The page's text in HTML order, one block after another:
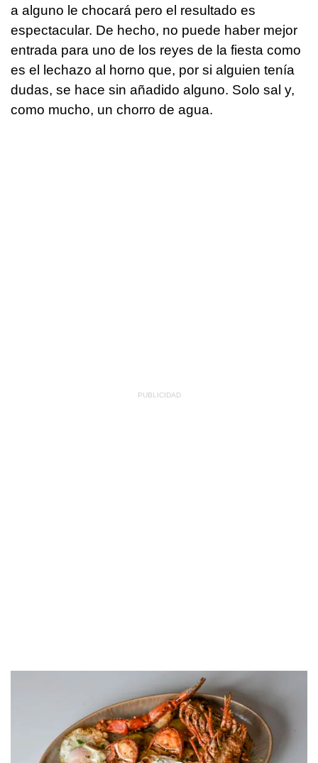
a alguno le chocará pero el resultado es
espectacular. De hecho, no puede haber mejor
entrada para uno de los reyes de la fiesta como
es el lechazo al horno que, por si alguien tenía
dudas, se hace sin añadido alguno. Solo sal y,
como mucho, un chorro de agua.